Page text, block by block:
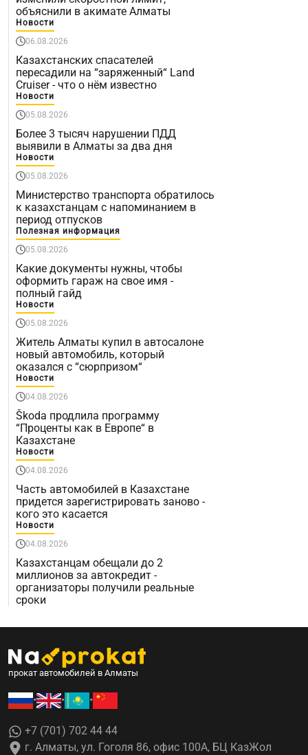
объяснили в акимате Алматы
Новости
06.08.2026
Казахстанских спасателей
пересадили на “заряженный“ Land
Cruiser - что о нём известно
Новости
05.08.2026
Более 3 тысяч нарушении ПДД
выявили в Алматы за два дня
Новости
05.08.2026
Министерство транспорта обратилось
к казахстанцам с напоминанием в
период отпусков
Полезная информация
05.08.2026
Какие документы нужны, чтобы
оформить гараж на свое имя -
полный гайд
Новости
05.08.2026
Житель Алматы купил в автосалоне
новый автомобиль, который
оказался с “сюрпризом“
Новости
04.08.2026
Škoda продлила программу
“Проценты как в Европе“ в
Казахстане
Новости
04.08.2026
Часть автомобилей в Казахстане
придется зарегистрировать заново -
кого это касается
Новости
04.08.2026
Казахстанцам обещали до 2
миллионов за автокредит -
организаторы получили реальные
сроки
прокат автомобилей в Алматы
• • •
+7 (701) 702 44 44
г. Алматы, ул. Гоголя 86, офис 100А, БЦ КазЖол